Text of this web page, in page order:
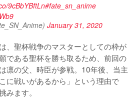
9cBbYBftLn#fate_sn_anime
January 31, 2020
、聖杯戦争のマスターとしての枠が
である聖杯を勝ち取るため、前回の
凛の父、時臣が参戦。10年後、当主
に戦いがあるから」という理由で
みます。